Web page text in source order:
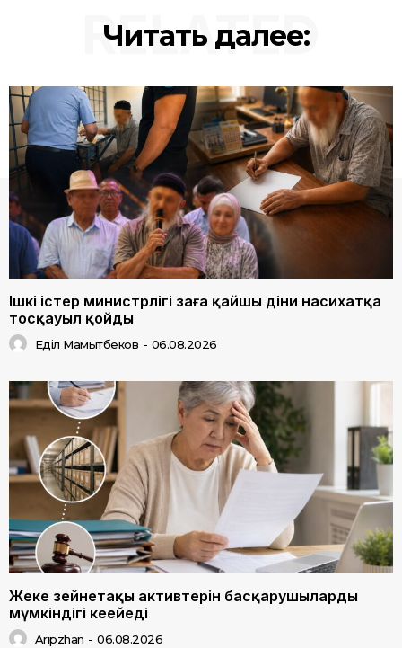
Читать далее:
RELATED
Ішкі істер министрлігі заңға қайшы діни насихатқа
тосқауыл қойды
Еділ Мамытбеков - 06.08.2026
Жеке зейнетақы активтерін басқарушылардың
мүмкіндігі кеңейеді
Aripzhan - 06.08.2026